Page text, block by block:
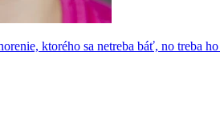
ktorého sa netreba báť, no treba